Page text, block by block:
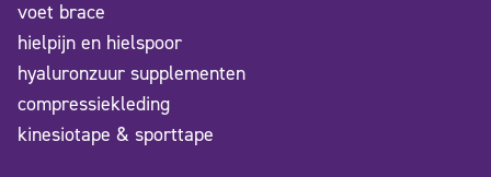
voet brace
hielpijn en hielspoor
hyaluronzuur supplementen
compressiekleding
kinesiotape & sporttape